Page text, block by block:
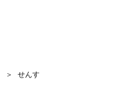
せんす